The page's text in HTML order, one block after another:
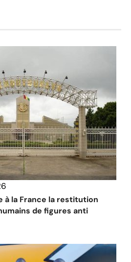
à la France la restitution
de figures anti